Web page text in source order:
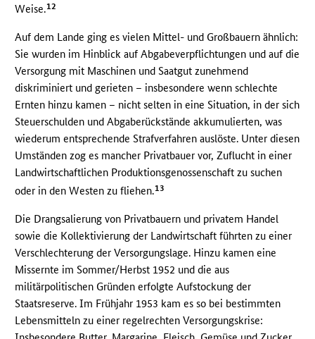
Weise.12
Auf dem Lande ging es vielen Mittel- und Großbauern ähnlich:
Sie wurden im Hinblick auf Abgabeverpflichtungen und auf die
Versorgung mit Maschinen und Saatgut zunehmend
diskriminiert und gerieten – insbesondere wenn schlechte
Ernten hinzu kamen – nicht selten in eine Situation, in der sich
Steuerschulden und Abgaberückstände akkumulierten, was
wiederum entsprechende Strafverfahren auslöste. Unter diesen
Umständen zog es mancher Privatbauer vor, Zuflucht in einer
Landwirtschaftlichen Produktionsgenossenschaft zu suchen
oder in den Westen zu fliehen.13
Die Drangsalierung von Privatbauern und privatem Handel
sowie die Kollektivierung der Landwirtschaft führten zu einer
Verschlechterung der Versorgungslage. Hinzu kamen eine
Missernte im Sommer/Herbst 1952 und die aus
militärpolitischen Gründen erfolgte Aufstockung der
Staatsreserve. Im Frühjahr 1953 kam es so bei bestimmten
Lebensmitteln zu einer regelrechten Versorgungskrise: